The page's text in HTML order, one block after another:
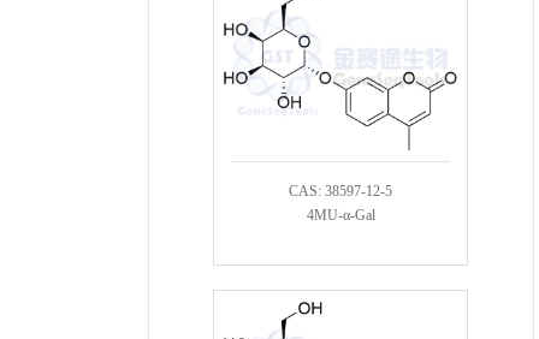
CAS: 38597-12-5
4MU-α-Gal